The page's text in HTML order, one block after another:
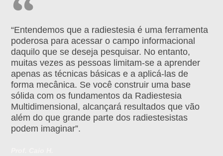
“Entendemos que a radiestesia é uma ferramenta
poderosa para acessar o campo informacional
daquilo que se deseja pesquisar. No entanto,
muitas vezes as pessoas limitam-se a aprender
apenas as técnicas básicas e a aplicá-las de
forma mecânica. Se você construir uma base
sólida com os fundamentos da Radiestesia
Multidimensional, alcançará resultados que vão
além do que grande parte dos radiestesistas
podem imaginar”.